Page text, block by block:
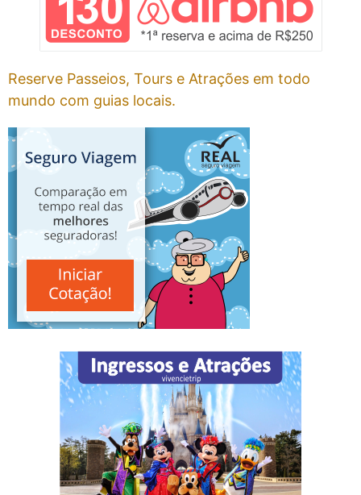
Reserve Passeios, Tours e Atrações em todo
mundo com guias locais.